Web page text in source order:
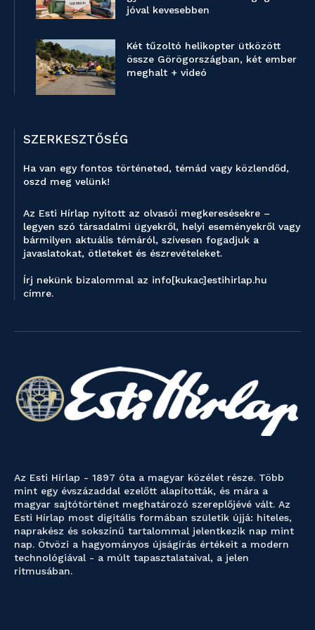
jóval kevesebben
Két tűzoltó helikopter ütközött
össze Görögországban, két ember
meghalt + videó
SZERKESZTŐSÉG
Ha van egy fontos történeted, témád vagy közlendőd,
oszd meg velünk!
Az Esti Hírlap nyitott az olvasói megkeresésekre –
legyen szó társadalmi ügyekről, helyi eseményekről vagy
bármilyen aktuális témáról, szívesen fogadjuk a
javaslatokat, ötleteket és észrevételeket.
Írj nekünk bizalommal az info[kukac]estihirlap.hu
címre.
Az Esti Hírlap - 1897 óta a magyar közélet része. Több
mint egy évszázaddal ezelőtt alapították, és mára a
magyar sajtótörténet meghatározó szereplőjévé vált. Az
Esti Hírlap most digitális formában születik újjá: hiteles,
naprakész és sokszínű tartalommal jelentkezik nap mint
nap. Ötvözi a hagyományos újságírás értékeit a modern
technológiával - a múlt tapasztalataival, a jelen
ritmusában.